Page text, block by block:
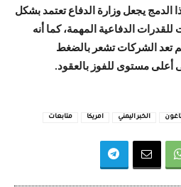
الدمج يجعل وزارة الدفاع تعتمد بشكل
الدفاعية المهمة، كما أنه
تعد الشركات تشعر بالضغط
أعلى مستوى للفوز بالعقود.
الخبر اليمني امريكا متابعات